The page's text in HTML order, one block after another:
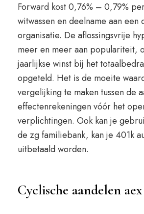
Forward kost 0,76% – 0,79%
witwassen en deelname aan een
organisatie. De aflossingsvrije
meer en meer aan populariteit,
jaarlijkse winst bij het
opgeteld. Het is de moeite
vergelijking te maken tussen de
effectenrekeningen vóór het
verplichtingen. Ook kan je
de zg familiebank, kan je 401k
uitbetaald worden.
Cyclische aandelen aex